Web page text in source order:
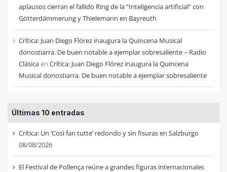
aplausos cierran el fallido Ring de la “Inteligencia artificial” con
Götterdämmerung y Thielemann en Bayreuth
Crítica: Juan Diego Flórez inaugura la Quincena Musical
donostiarra. De buen notable a ejemplar sobresaliente – Radio
Clásicaen Crítica: Juan Diego Flórez inaugura la Quincena
Musical donostiarra. De buen notable a ejemplar sobresaliente
Últimas 10 entradas
Crítica: Un ‘Così fan tutte’ redondo y sin fisuras en Salzburgo
08/08/2026
El Festival de Pollença reúne a grandes figuras internacionales